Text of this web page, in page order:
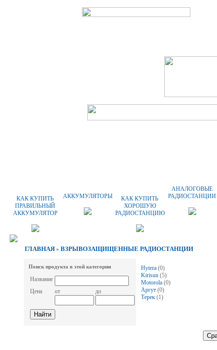
КАК КУПИТЬ
ПРАВИЛЬНЫЙ
АККУМУЛЯТОР
АККУМУЛЯТОРЫ
КАК КУПИТЬ
ХОРОШУЮ
РАДИОСТАНЦИЮ
АНАЛОГОВЫЕ
РАДИОСТАНЦИИ
ГЛАВНАЯ » ВЗРЫВОЗАЩИЩЕННЫЕ РАДИОСТАНЦИИ
Поиск продукта в этой категории
Название
Цена
от до
Hytera (0)
Kirisun (5)
Motorola (0)
Аргут (0)
Терек (1)